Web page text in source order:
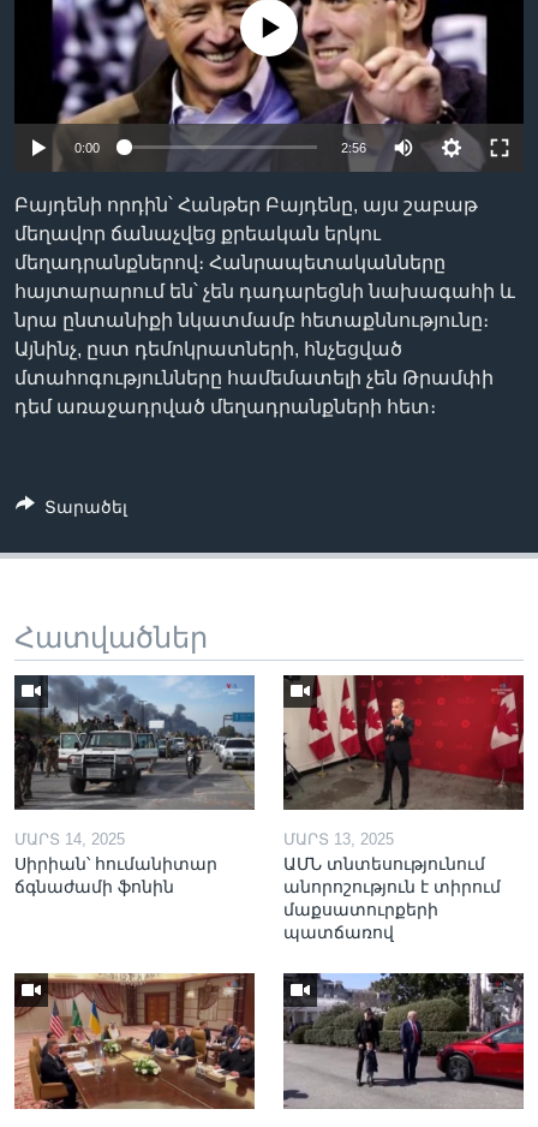
Լեզուներ
No media source currently available
0:00 2:56
Բայդենի որդին՝ Հանթեր Բայդենը, այս շաբաթ
մեղավոր ճանաչվեց քրեական երկու
մեղադրանքներով։ Հանրապետականները
հայտարարում են՝ չեն դադարեցնի նախագահի և
նրա ընտանիքի նկատմամբ հետաքննությունը։
Այնինչ, ըստ դեմոկրատների, հնչեցված
մտահոգությունները համեմատելի չեն Թրամփի
դեմ առաջադրված մեղադրանքների հետ։
Տարածել
Հատվածներ
ՄԱՐՏ 14, 2025
Սիրիան՝ հումանիտար
ճգնաժամի ֆոնին
ՄԱՐՏ 13, 2025
ԱՄՆ տնտեսությունում
անորոշություն է տիրում
մաքսատուրքերի
պատճառով